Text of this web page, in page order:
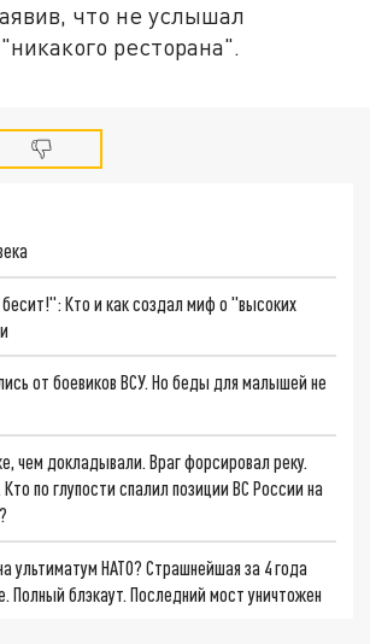
что не услышал
ресторана".
Кто и как создал миф о "высоких
от боевиков ВСУ. Но беды для малышей не
чем докладывали. Враг форсировал реку.
по глупости спалил позиции ВС России на
ультиматум НАТО? Страшнейшая за 4 года
Полный блэкаут. Последний мост уничтожен